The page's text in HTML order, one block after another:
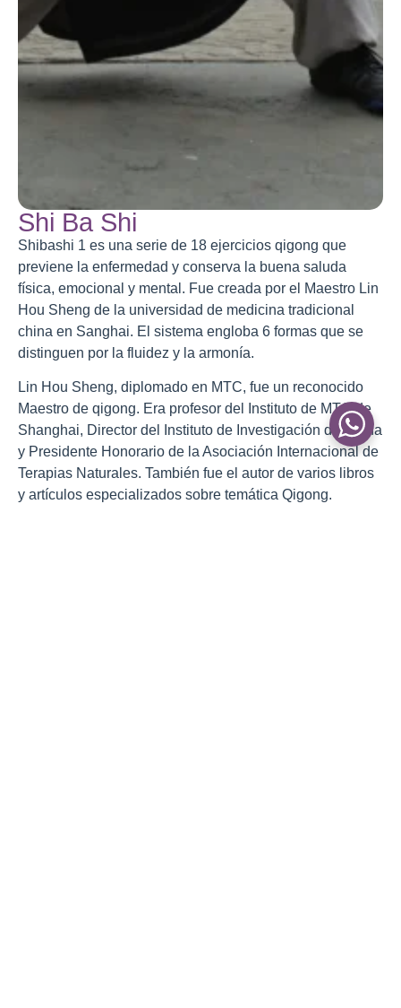
Shi Ba Shi
Shibashi 1 es una serie de 18 ejercicios qigong que
previene la enfermedad y conserva la buena saluda
física, emocional y mental. Fue creada por el Maestro Lin
Hou Sheng de la universidad de medicina tradicional
china en Sanghai. El sistema engloba 6 formas que se
distinguen por la fluidez y la armonía.
Lin Hou Sheng, diplomado en MTC, fue un reconocido
Maestro de qigong. Era profesor del Instituto de MTC de
Shanghai, Director del Instituto de Investigación de China
y Presidente Honorario de la Asociación Internacional de
Terapias Naturales. También fue el autor de varios libros
y artículos especializados sobre temática Qigong.